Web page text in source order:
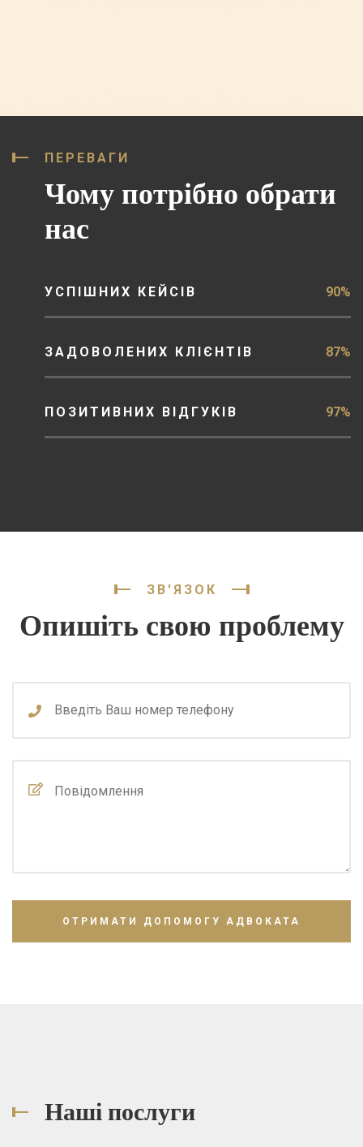
ПЕРЕВАГИ
Чому потрібно обрати
нас
УСПІШНИХ КЕЙСІВ 90%
ЗАДОВОЛЕНИХ КЛІЄНТІВ 87%
ПОЗИТИВНИХ ВІДГУКІВ 97%
ЗВ'ЯЗОК
Опишіть свою проблему
Наші послуги